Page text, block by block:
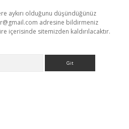
aykırı olduğunu düşündüğünüz
adresine bildirmeniz
içerisinde sitemizden kaldırılacaktır.